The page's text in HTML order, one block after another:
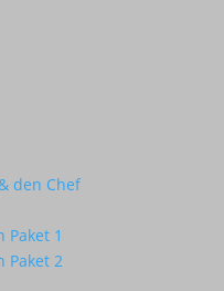
den Chef
1
Paket 2